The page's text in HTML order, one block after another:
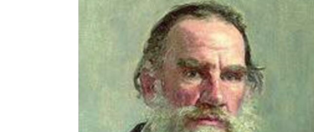
ПОДПИШИТЕСЬ НА РАССЫЛКУ